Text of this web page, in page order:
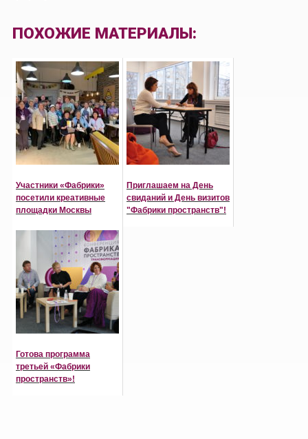
ПОХОЖИЕ МАТЕРИАЛЫ:
Участники «Фабрики»
посетили креативные
площадки Москвы
Приглашаем на День
свиданий и День визитов
"Фабрики пространств"!
Готова программа
третьей «Фабрики
пространств»!